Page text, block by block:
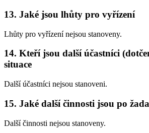
13. Jaké jsou lhůty pro vyřízení
Lhůty pro vyřízení nejsou stanoveny.
14. Kteří jsou další účastníci
situace
Další účastníci nejsou stanoveni.
15. Jaké další činnosti jsou po
Další činnosti nejsou stanoveny.